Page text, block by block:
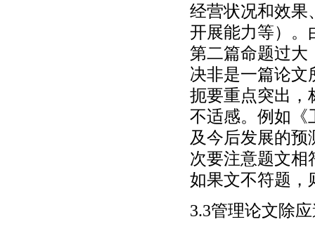
经营状况和效果
开展能力等）。
第二篇命题过大
决非是一篇论文
扼要重点突出，
不适感。例如《
及今后发展的预
次要注意题文相
如果文不符题，
3.3管理论文除